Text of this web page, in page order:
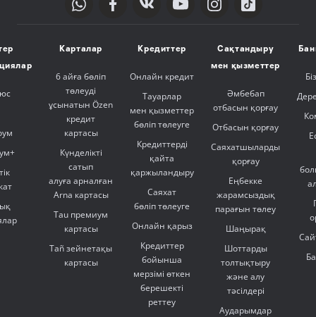
Карталар
6 айға бөліп
төлеуді
ұсынатын Özen
кредит
картасы
Күнделікті
сатып
алуға арналған
Arna картасы
Tau премиум
картасы
Tañ зейнетақы
картасы
Кредиттер
Онлайн кредит
Тауарлар
мен қызметтер
бөліп төлеуге
Кредиттерді
қайта
қаржыландыру
Саяхат
бөліп төлеуге
Онлайн қарыз
Кредиттер
бойынша
мерзімі өткен
берешекті
реттеу
Сақтандыру
мен қызметтер
Әмбебап
отбасын қорғау
Отбасын қорғау
Саяхатшыларды
қорғау
Еңбекке
жарамсыздық
парағын төлеу
Шаңырақ
Шоттарды
толтықтыру
және алу
тәсілдері
Аударымдар